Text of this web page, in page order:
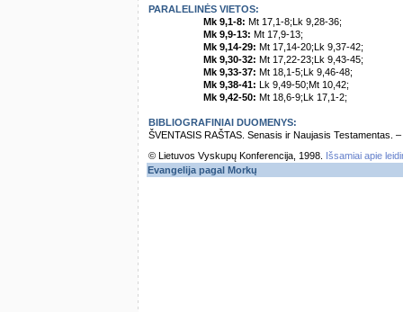
PARALELINĖS VIETOS:
Mk 9,1-8: Mt 17,1-8;Lk 9,28-36;
Mk 9,9-13: Mt 17,9-13;
Mk 9,14-29: Mt 17,14-20;Lk 9,37-42;
Mk 9,30-32: Mt 17,22-23;Lk 9,43-45;
Mk 9,33-37: Mt 18,1-5;Lk 9,46-48;
Mk 9,38-41: Lk 9,49-50;Mt 10,42;
Mk 9,42-50: Mt 18,6-9;Lk 17,1-2;
BIBLIOGRAFINIAI DUOMENYS:
ŠVENTASIS RAŠTAS. Senasis ir Naujasis Testamentas.
© Lietuvos Vyskupų Konferencija, 1998.
Išsamiai apie
Evangelija pagal Morkų